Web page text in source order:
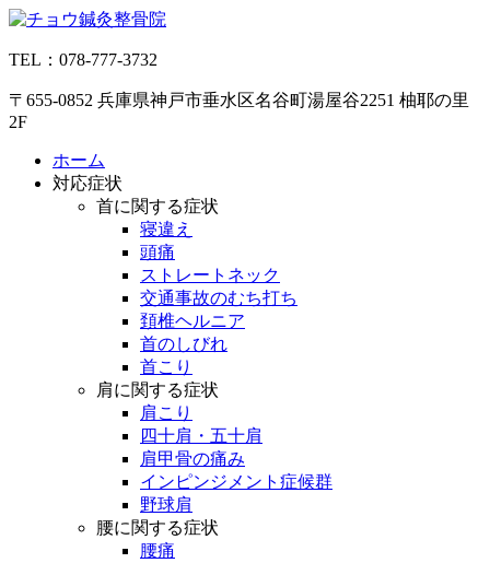
コ
テ
ツ
へ
TEL：078-777-3732
〒655-0852 兵庫県神戸市垂水区名谷町湯屋谷2251 柚耶の里
2F
ホーム
対応症状
首に関する症状
寝違え
頭痛
ストレートネック
交通事故のむち打ち
頚椎ヘルニア
首のしびれ
首こり
肩に関する症状
肩こり
四十肩・五十肩
肩甲骨の痛み
インピンジメント症候群
野球肩
腰に関する症状
腰痛